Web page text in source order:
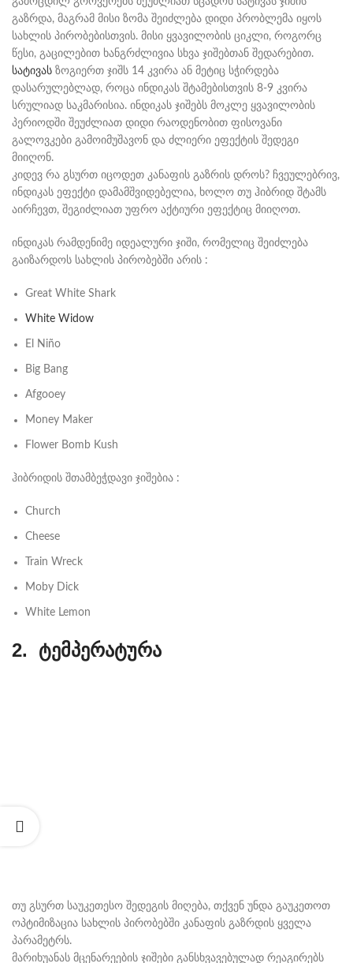
გაზრდა, მაგრამ მისი ზომა შეიძლება დიდი პრობლემა იყოს
სახლის პირობებისთვის. მისი ყვავილობის ციკლი, როგორც
წესი, გაცილებით ხანგრძლივია სხვა ჯიშებთან შედარებით.
სატივას ზოგიერთ ჯიშს 14 კვირა ან მეტიც სჭირდება
დასარულებლად, როცა ინდიკას შტამებისთვის 8-9 კვირა
სრულიად საკმარისია. ინდიკას ჯიშებს მოკლე ყვავილობის
პერიოდში შეუძლიათ დიდი რაოდენობით ფისოვანი
გალოვკები გამოიმუშავონ და ძლიერი ეფექტის შედეგი
მიიღონ.
კიდევ რა გსურთ იცოდეთ კანაფის გაზრის დროს? ჩვეულებრივ,
ინდიკას ეფექტი დამამშვიდებელია, ხოლო თუ ჰიბრიდ შტამს
აირჩევთ, შეგიძლიათ უფრო აქტიური ეფექტიც მიიღოთ.
ინდიკას რამდენიმე იდეალური ჯიში, რომელიც შეიძლება
გაიზარდოს სახლის პირობებში არის :
Great White Shark
White Widow
El Niño
Big Bang
Afgooey
Money Maker
Flower Bomb Kush
ჰიბრიდის შთამბეჭდავი ჯიშებია :
Church
Cheese
Train Wreck
Moby Dick
White Lemon
2. ტემპერატურა
თუ გსურთ საუკეთესო შედეგის მიღება, თქვენ უნდა გაუკეთოთ
ოპტიმიზაცია სახლის პირობებში კანაფის გაზრდის ყველა
პარამეტრს.
მარიხუანას მცენარეების ჯიშები განსხვავებულად რეაგირებს